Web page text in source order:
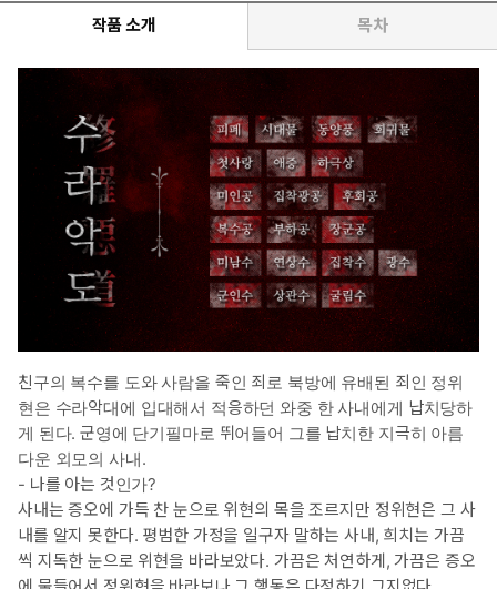
있었다. 나는 숨조차 쉴 수 없어 그저 그를 바라보다가 더듬거리는
“떠나지, 떠나지 않을 거야.”
희치는 힘없이 웃곤 내 이마에 입을 맞추었다.
작품 소개 목차
친구의 복수를 도와 사람을 죽인 죄로 북방에 유배된 죄인 정위
현은 수라악대에 입대해서 적응하던 와중 한 사내에게 납치당하
게 된다. 군영에 단기필마로 뛰어들어 그를 납치한 지극히 아름
다운 외모의 사내.
- 나를 아는 것인가?
사내는 증오에 가득 찬 눈으로 위현의 목을 조르지만 정위현은 그 사
내를 알지 못한다. 평범한 가정을 일구자 말하는 사내, 희치는 가끔
씩 지독한 눈으로 위현을 바라보았다. 가끔은 처연하게, 가끔은 증오